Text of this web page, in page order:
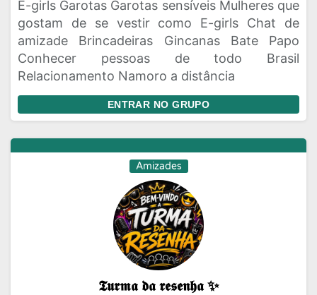
E-girls Garotas Garotas sensíveis Mulheres que
gostam de se vestir como E-girls Chat de
amizade Brincadeiras Gincanas Bate Papo
Conhecer pessoas de todo Brasil
Relacionamento Namoro a distância
ENTRAR NO GRUPO
Amizades
𝕿𝖚𝖗𝖒𝖆 𝖉𝖆 𝖗𝖊𝖘𝖊𝖓𝖍𝖆 ✨